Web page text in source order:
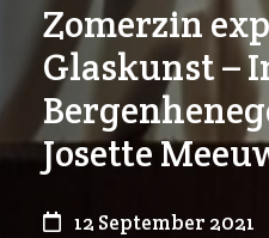
Zomerzin
Glaskunst –
Josette
12 September 2021